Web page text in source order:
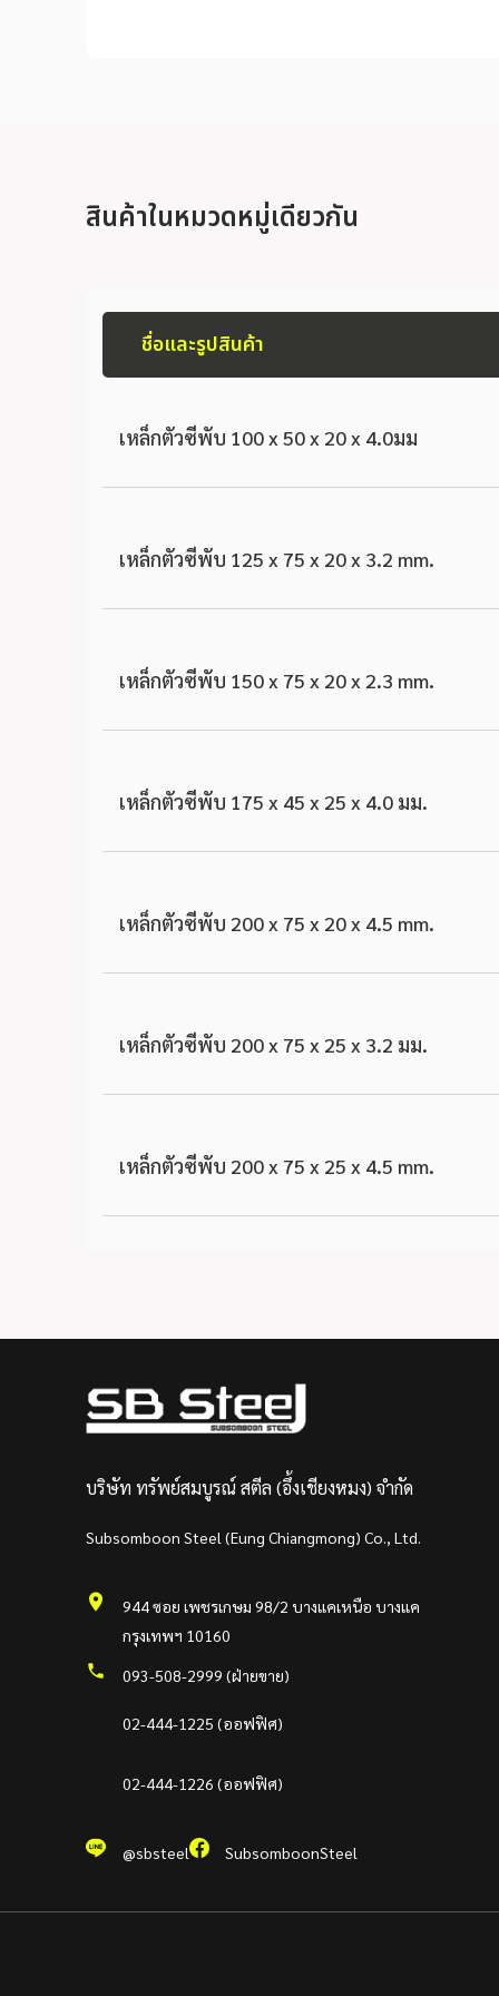
สินค้าในหมวดหมู่เดียวกัน
ชื่อและรูปสินค้า
เหล็กตัวซีพับ 100 x 50 x 20 x 4.0มม
เหล็กตัวซีพับ 125 x 75 x 20 x 3.2 mm.
เหล็กตัวซีพับ 150 x 75 x 20 x 2.3 mm.
เหล็กตัวซีพับ 175 x 45 x 25 x 4.0 มม.
เหล็กตัวซีพับ 200 x 75 x 20 x 4.5 mm.
เหล็กตัวซีพับ 200 x 75 x 25 x 3.2 มม.
เหล็กตัวซีพับ 200 x 75 x 25 x 4.5 mm.
บริษัท ทรัพย์สมบูรณ์ สตีล (อึ้งเชียงหมง) จำกัด
Subsomboon Steel (Eung Chiangmong) Co., Ltd.
944 ซอย เพชรเกษม 98/2 บางแคเหนือ บางแค
กรุงเทพฯ 10160
093-508-2999 (ฝ่ายขาย)
02-444-1225 (ออฟฟิศ)
02-444-1226 (ออฟฟิศ)
@sbsteel SubsomboonSteel